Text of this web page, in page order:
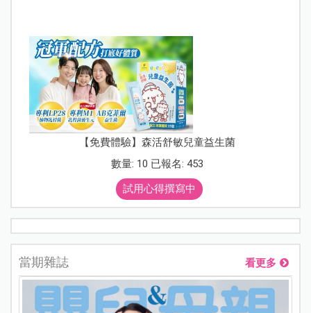
【免費體驗】森活舒敏兒童益生菌
數量: 10 已報名: 453
試用心得撰寫中
當期雜誌 看更多